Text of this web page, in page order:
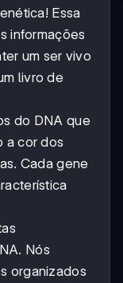
Essa
informações
um ser vivo
livro de
do DNA que
a cor dos
Cada gene
Nós
organizados